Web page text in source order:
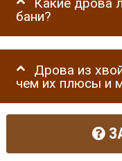
бани?
Дрова из
чем их плюсы и